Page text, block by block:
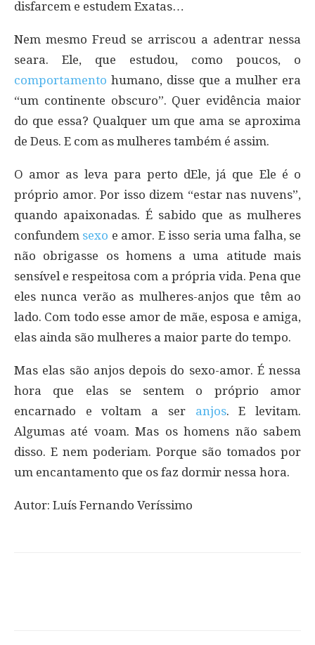
disfarcem e estudem Exatas…
Nem mesmo Freud se arriscou a adentrar nessa
seara. Ele, que estudou, como poucos, o
comportamento humano, disse que a mulher era
“um continente obscuro”. Quer evidência maior
do que essa? Qualquer um que ama se aproxima
de Deus. E com as mulheres também é assim.
O amor as leva para perto dEle, já que Ele é o
próprio amor. Por isso dizem “estar nas nuvens”,
quando apaixonadas. É sabido que as mulheres
confundem sexo e amor. E isso seria uma falha, se
não obrigasse os homens a uma atitude mais
sensível e respeitosa com a própria vida. Pena que
eles nunca verão as mulheres-anjos que têm ao
lado. Com todo esse amor de mãe, esposa e amiga,
elas ainda são mulheres a maior parte do tempo.
Mas elas são anjos depois do sexo-amor. É nessa
hora que elas se sentem o próprio amor
encarnado e voltam a ser anjos. E levitam.
Algumas até voam. Mas os homens não sabem
disso. E nem poderiam. Porque são tomados por
um encantamento que os faz dormir nessa hora.
Autor: Luís Fernando Veríssimo